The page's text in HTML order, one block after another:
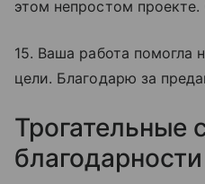
этом непростом
15. Ваша работа помогла
цели. Благодарю за
Трогательные